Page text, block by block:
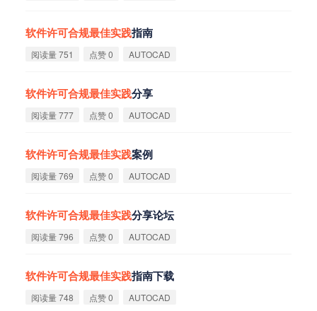
软件许可合规最佳实践指南
阅读量 751 点赞 0 AUTOCAD
软件许可合规最佳实践分享
阅读量 777 点赞 0 AUTOCAD
软件许可合规最佳实践案例
阅读量 769 点赞 0 AUTOCAD
软件许可合规最佳实践分享论坛
阅读量 796 点赞 0 AUTOCAD
软件许可合规最佳实践指南下载
阅读量 748 点赞 0 AUTOCAD